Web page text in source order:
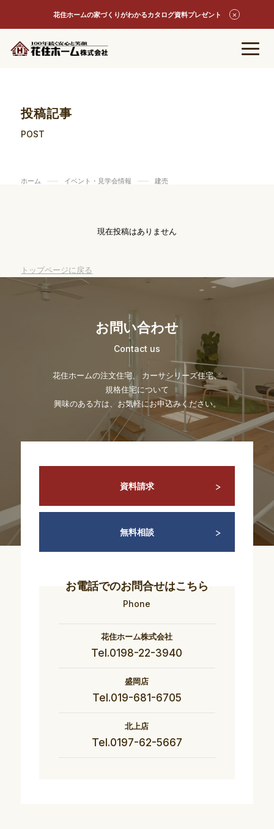
花住ホームの家づくりがわかるカタログ資料プレゼント
投稿記事
POST
ホーム イベント・見学会情報 建売
現在投稿はありません
トップページに戻る
お問い合わせ
Contact us
花住ホームの注文住宅、 カーサシリーズ住宅、
規格住宅について
興味のある方は、お気軽にお申込みください。
資料請求
無料相談
お電話でのお問合せはこちら
Phone
花住ホーム株式会社
Tel.0198-22-3940
盛岡店
Tel.019-681-6705
北上店
Tel.0197-62-5667